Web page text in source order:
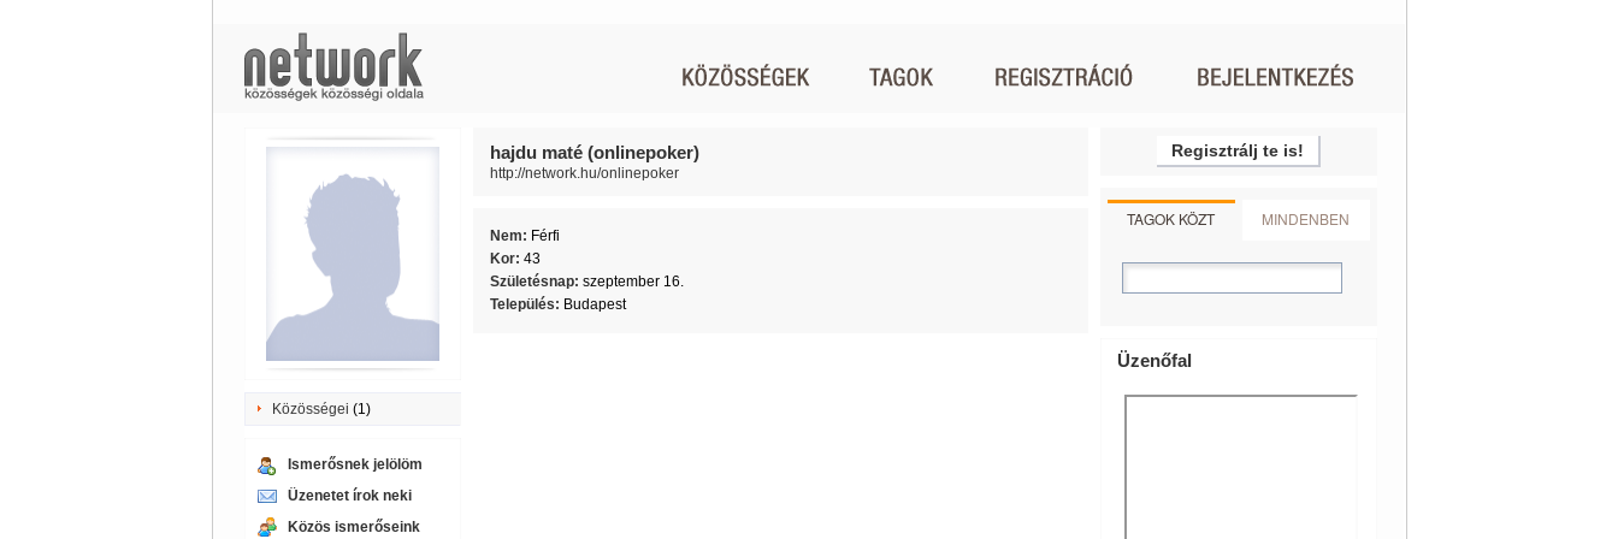
Közösségei (1)
Ismerősnek jelölöm
Üzenetet írok neki
Közös ismerőseink
hajdu maté (onlinepoker)
http://network.hu/onlinepoker
Nem: Férfi
Kor: 43
Születésnap: szeptember 16.
Település: Budapest
Regisztrálj te is!
TAGOK KÖZT MINDENBEN
Üzenőfal